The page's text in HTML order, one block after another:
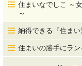
住まいなでしこ ～
～
納得できる『住ま
住まいの勝手にラ